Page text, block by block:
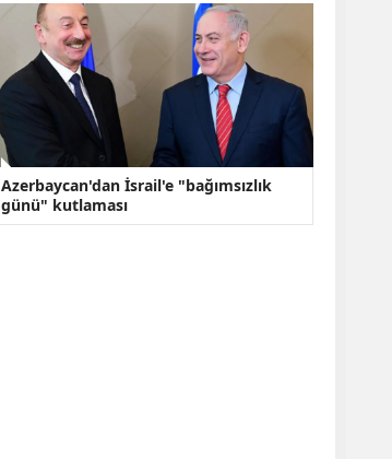
Azerbaycan'dan İsrail'e "bağımsızlık
günü" kutlaması